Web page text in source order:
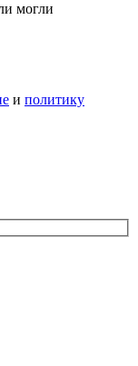
могли
и политику